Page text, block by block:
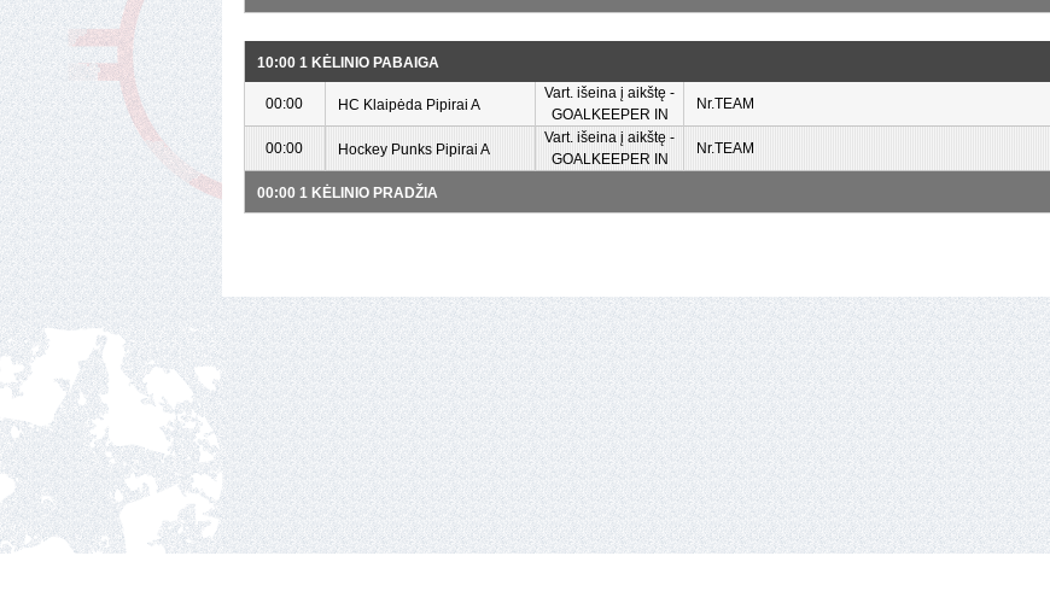
10:00 1 KĖLINIO PABAIGA
00:00 HC Klaipėda Pipirai A
Vart. išeina į aikštę -
GOALKEEPER IN
Nr.TEAM
00:00 Hockey Punks Pipirai A
Vart. išeina į aikštę -
GOALKEEPER IN
Nr.TEAM
00:00 1 KĖLINIO PRADŽIA